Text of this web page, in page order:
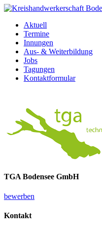
Aktuell
Termine
Innungen
Aus- & Weiterbildung
Jobs
Tagungen
Kontaktformular
TGA Bodensee GmbH
bewerben
Kontakt